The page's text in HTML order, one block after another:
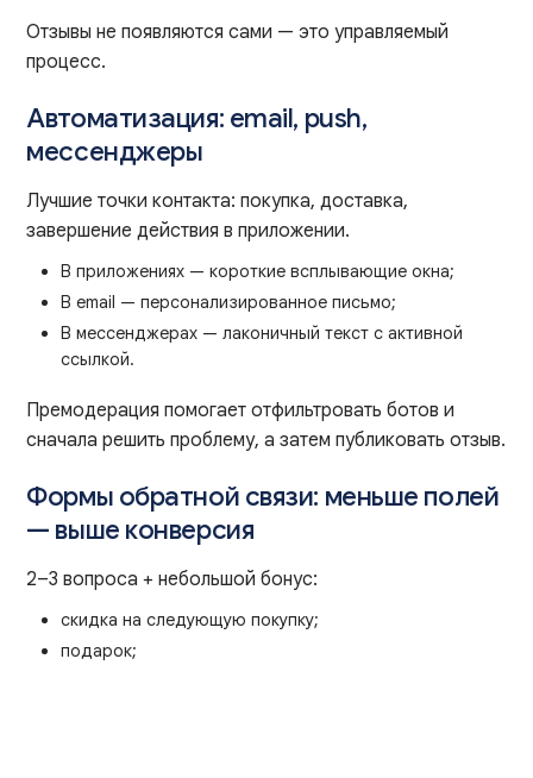
Отзывы не появляются сами — это управляемый
процесс.
Автоматизация: email, push,
мессенджеры
Лучшие точки контакта: покупка, доставка,
завершение действия в приложении.
В приложениях — короткие всплывающие окна;
В email — персонализированное письмо;
В мессенджерах — лаконичный текст с активной
ссылкой.
Премодерация помогает отфильтровать ботов и
сначала решить проблему, а затем публиковать отзыв.
Формы обратной связи: меньше полей
— выше конверсия
2–3 вопроса + небольшой бонус:
скидка на следующую покупку;
подарок;